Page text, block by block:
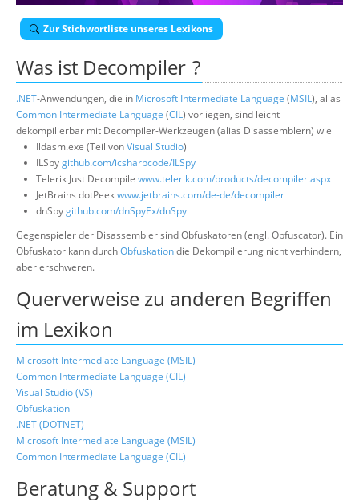
Über uns
Zur Stichwortliste unseres Lexikons
Was ist Decompiler ?
.NET-Anwendungen, die in Microsoft Intermediate Language (MSIL), alias
Common Intermediate Language (CIL) vorliegen, sind leicht
dekompilierbar mit Decompiler-Werkzeugen (alias Disassemblern) wie
Ildasm.exe (Teil vonVisual Studio)
ILSpygithub.com/icsharpcode/ILSpy
Telerik Just Decompile www.telerik.com/products/decompiler.aspx
JetBrains dotPeekwww.jetbrains.com/de-de/decompiler
dnSpygithub.com/dnSpyEx/dnSpy
Gegenspieler der Disassembler sind Obfuskatoren (engl. Obfuscator). Ein
Obfuskator kann durchObfuskationdie Dekompilierung nicht verhindern,
aber erschweren.
Querverweise zu anderen Begriffen
im Lexikon
Microsoft Intermediate Language (MSIL)
Common Intermediate Language (CIL)
Visual Studio (VS)
Obfuskation
.NET (DOTNET)
Microsoft Intermediate Language (MSIL)
Common Intermediate Language (CIL)
Beratung & Support